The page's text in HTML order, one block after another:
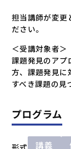
担当講師が変更
ださい。
＜受講対象者＞
課題発見のアプ
方、課題発見に
すべき課題の見
プログラム
講義